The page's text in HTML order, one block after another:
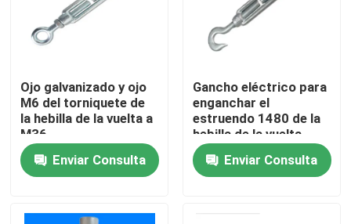
Hogar
Productos
Ojo galvanizado y ojo
M6 del torniquete de
la hebilla de la vuelta a
M36
Enviar Consulta
Gancho eléctrico para
enganchar el
estruendo 1480 de la
hebilla de la vuelta
Enviar Consulta